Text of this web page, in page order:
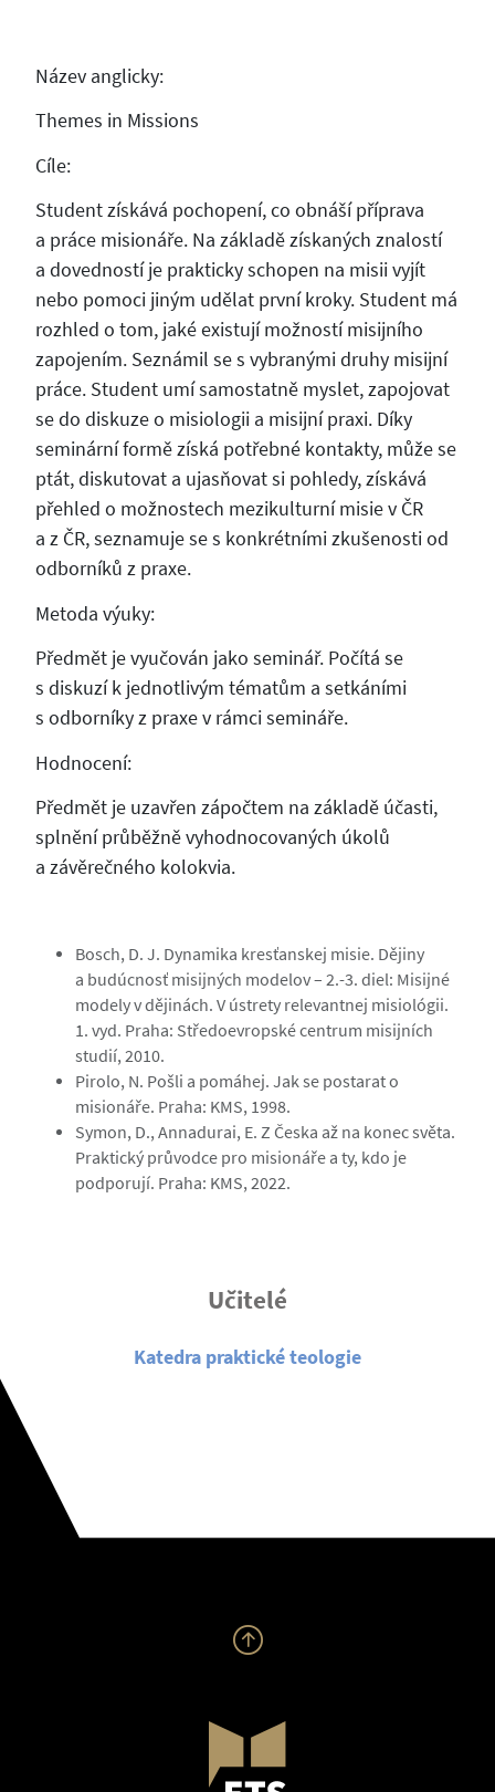
Název anglicky:
Themes in Missions
Cíle:
Student získává pochopení, co obnáší příprava
a práce misionáře. Na základě získaných znalostí
a dovedností je prakticky schopen na misii vyjít
nebo pomoci jiným udělat první kroky. Student má
rozhled o tom, jaké existují možností misijního
zapojením. Seznámil se s vybranými druhy misijní
práce. Student umí samostatně myslet, zapojovat
se do diskuze o misiologii a misijní praxi. Díky
seminární formě získá potřebné kontakty, může se
ptát, diskutovat a ujasňovat si pohledy, získává
přehled o možnostech mezikulturní misie v ČR
a z ČR, seznamuje se s konkrétními zkušenosti od
odborníků z praxe.
Metoda výuky:
Předmět je vyučován jako seminář. Počítá se
s diskuzí k jednotlivým tématům a setkáními
s odborníky z praxe v rámci semináře.
Hodnocení:
Předmět je uzavřen zápočtem na základě účasti,
splnění průběžně vyhodnocovaných úkolů
a závěrečného kolokvia.
Bosch, D. J. Dynamika kresťanskej misie. Dějiny
a budúcnosť misijných modelov – 2.-3. diel: Misijné
modely v dějinách. V ústrety relevantnej misiológii.
1. vyd. Praha: Středoevropské centrum misijních
studií, 2010.
Pirolo, N. Pošli a pomáhej. Jak se postarat o
misionáře. Praha: KMS, 1998.
Symon, D., Annadurai, E. Z Česka až na konec světa.
Praktický průvodce pro misionáře a ty, kdo je
podporují. Praha: KMS, 2022.
Učitelé
Katedra praktické teologie